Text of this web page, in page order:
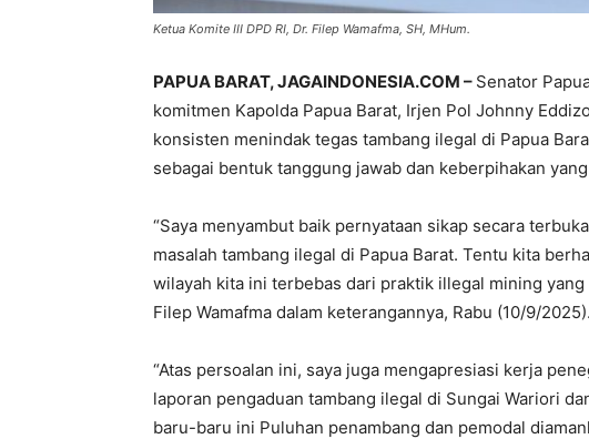
Ketua Komite III DPD RI, Dr. Filep Wamafma, SH, MHum.
PAPUA BARAT, JAGAINDONESIA.COM – Senator
komitmen Kapolda Papua Barat, Irjen Pol Johnny
konsisten menindak tegas tambang ilegal di Papua
sebagai bentuk tanggung jawab dan keberpihakan
“Saya menyambut baik pernyataan sikap secara
masalah tambang ilegal di Papua Barat. Tentu kita
wilayah kita ini terbebas dari praktik illegal mining
Filep Wamafma dalam keterangannya, Rabu (10/9/2025).
“Atas persoalan ini, saya juga mengapresiasi kerja
laporan pengaduan tambang ilegal di Sungai Wariori
baru-baru ini Puluhan penambang dan pemodal